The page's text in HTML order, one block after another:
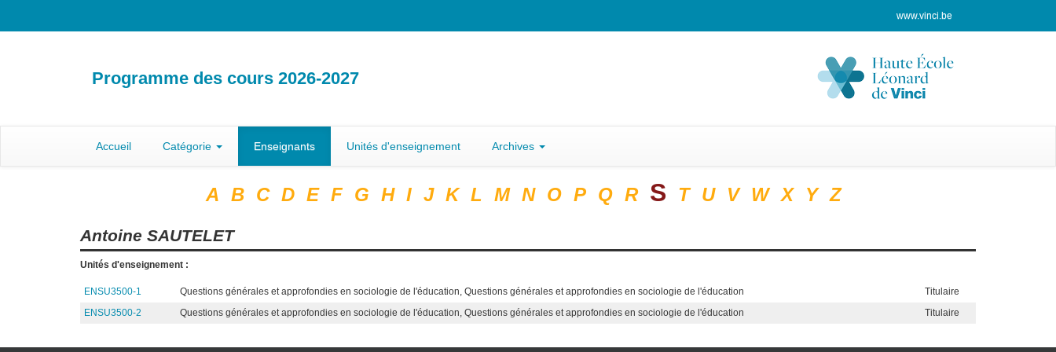
www.vinci.be
Programme des cours 2026-2027
Accueil Catégorie Enseignants Unités d'enseignement Archives
A B C D E F G H I J K L M N O P Q R S T U V W X Y Z
Antoine SAUTELET
Unités d'enseignement :
ENSU3500-1 Questions générales et approfondies en sociologie de l'éducation, Questions générales et approfondies en sociologie de l'éducation
Titulaire
ENSU3500-2
Questions générales et approfondies en sociologie de l'éducation, Questions générales et approfondies en sociologie de l'éducation Titulaire